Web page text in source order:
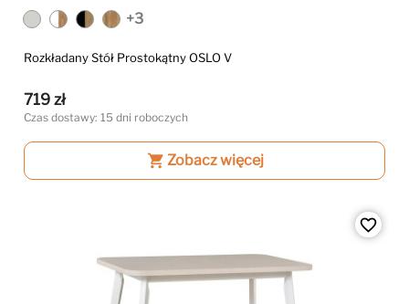
+3
Rozkładany Stół Prostokątny OSLO V
719 zł
Czas dostawy: 15 dni roboczych
shopping_cart Zobacz więcej
favorite_border